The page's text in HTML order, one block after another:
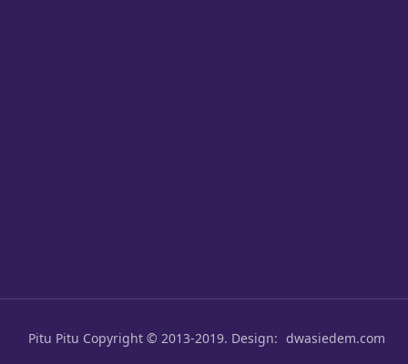
Pitu Pitu Copyright © 2013-2019. Design: dwasiedem.com